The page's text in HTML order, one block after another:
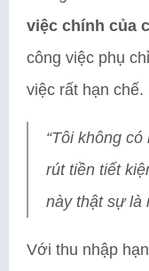
việc chính của
công việc phụ
việc rất hạn chế.
“Tôi không
rút tiền tiết
này thật sự là
Với thu nhập